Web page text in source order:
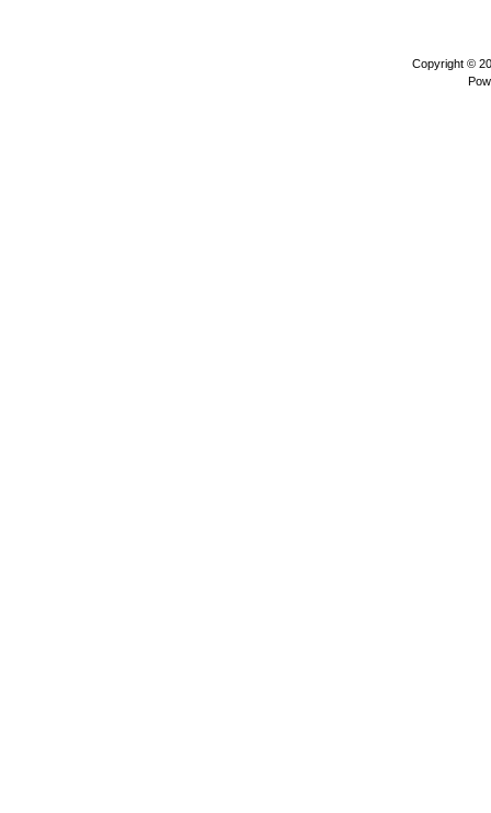
Copyright ©